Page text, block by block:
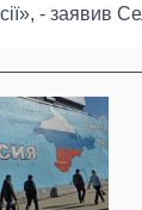
- заявив